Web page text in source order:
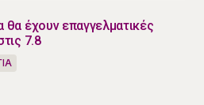
θα έχουν επαγγελματικές
7.8